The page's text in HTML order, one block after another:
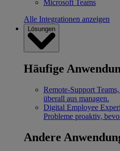
Microsoft Teams
Alle Integrationen anzeigen
Lösungen
Häufige
Remote-Support
überall aus managen.
Digital Employee
Probleme proaktiv,
Andere